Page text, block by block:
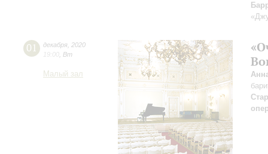
01 декабря 2020
19:00 Вт
Малый зал